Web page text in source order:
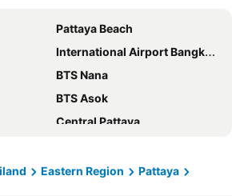
Sandy Spring Hotel
Resort
The Jomtien Twelve
Areca Lodge
Meliá Pattaya Hotel
Hotel
Grande Centre Point Pattaya
Acqua Hotel
Pattaya Beach
International Airport Bangkok Suvarnabhumi
BTS Nana
BTS Asok
Central Pattaya
North Pattaya
Eastern Region
Pattaya